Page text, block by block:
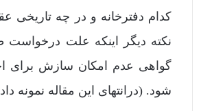
کدام دفترخانه و در چه تاریخی
نکته دیگر اینکه علت
گواهی عدم امکان سازش برای
شود. (درانتهای این مقاله